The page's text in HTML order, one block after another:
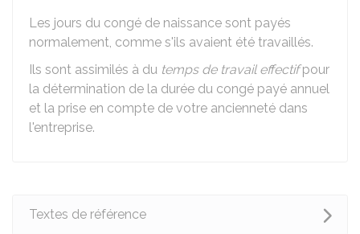
Les jours du congé de naissance sont payés
normalement, comme s'ils avaient été travaillés.
Ils sont assimilés à du temps de travail effectifpour
la détermination de la durée du congé payé annuel
et la prise en compte de votre ancienneté dans
l'entreprise.
Textes de référence